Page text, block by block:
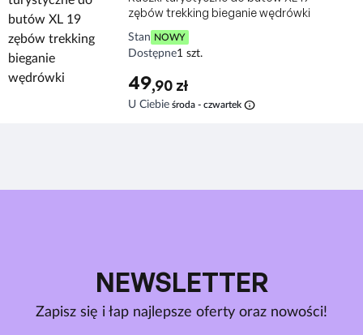
zębów trekking bieganie wędrówki
Stan NOWY
Dostępne1 szt.
49,90 zł
U Ciebie środa - czwartek info
NEWSLETTER
Zapisz się i łap najlepsze oferty oraz nowości!